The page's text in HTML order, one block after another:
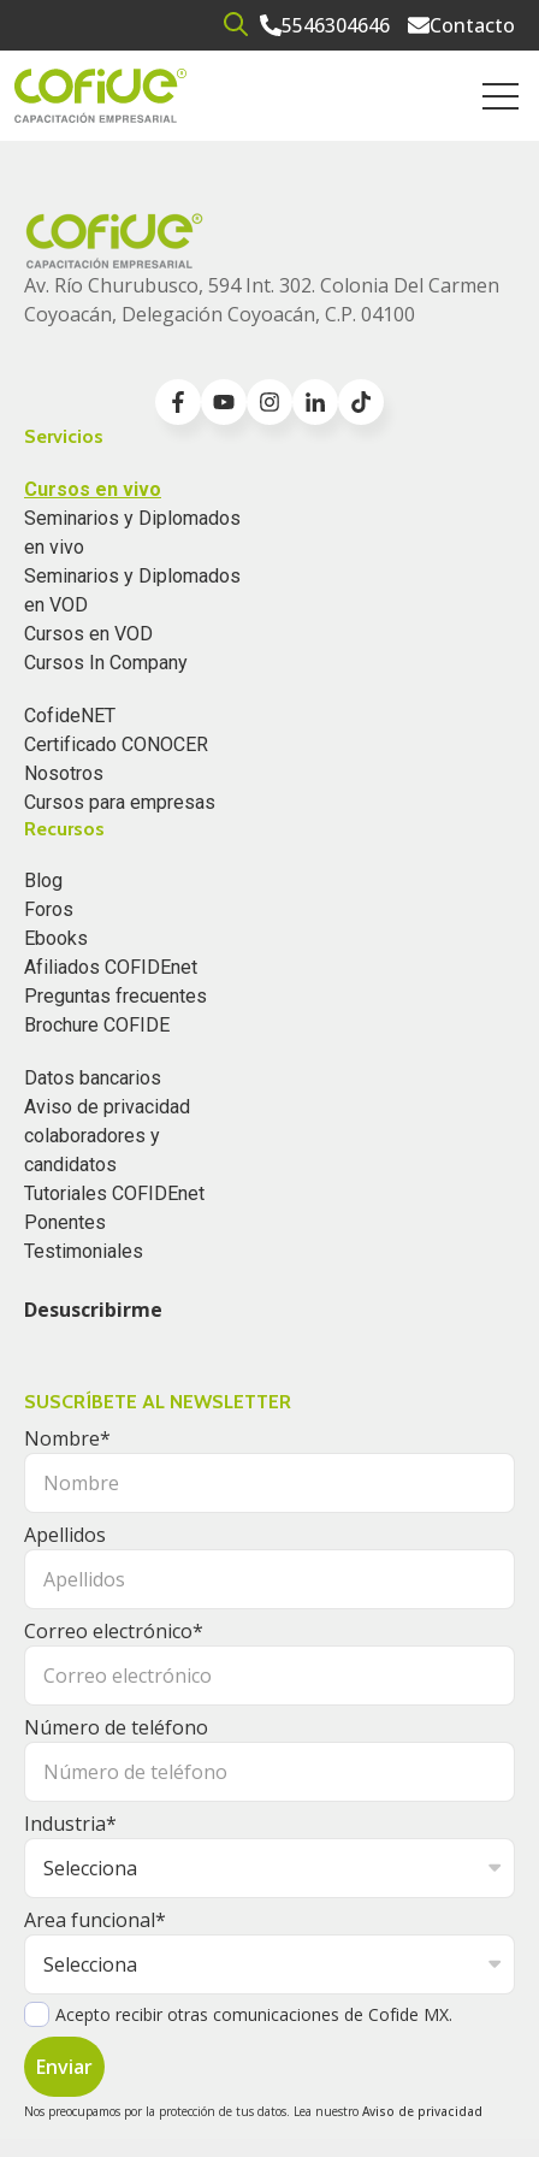
Open search5546304646 Contacto
Av. Río Churubusco, 594 Int. 302. Colonia Del Carmen
Coyoacán, Delegación Coyoacán, C.P. 04100
Servicios
Cursos en vivo
Seminarios y Diplomados
en vivo
Seminarios y Diplomados
en VOD
Cursos en VOD
Cursos In Company
CofideNET
Certificado CONOCER
Nosotros
Cursos para empresas
Recursos
Blog
Foros
Ebooks
Afiliados COFIDEnet
Preguntas frecuentes
Brochure COFIDE
Datos bancarios
Aviso de privacidad
colaboradores y
candidatos
Tutoriales COFIDEnet
Ponentes
Testimoniales
Desuscribirme
SUSCRÍBETE AL NEWSLETTER
Nombre*
Apellidos
Correo electrónico*
Número de teléfono
Industria*
Area funcional*
Acepto recibir otras comunicaciones de Cofide MX.
Nos preocupamos por la protección de tus datos. Lea nuestro Aviso de privacidad